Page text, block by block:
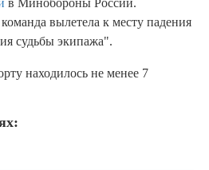
в Минобороны России.
вылетела к месту падения
судьбы экипажа".
находилось не менее 7